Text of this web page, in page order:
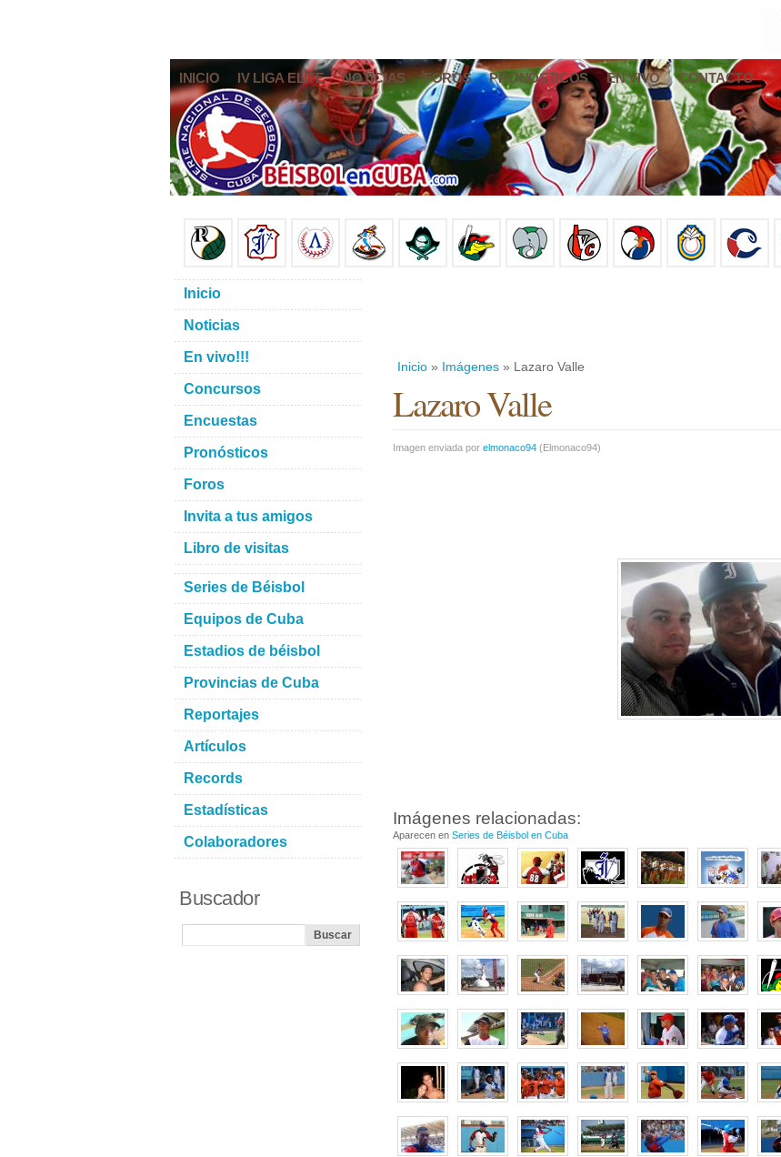
INICIO IV LIGA ELITE NOTICIAS FOROS PRONÓSTICOS EN VIVO CONTACTO
Inicio » Imágenes » Lazaro Valle
Lazaro Valle
Imagen enviada por elmonaco94 (Elmonaco94)
Imágenes relacionadas:
Aparecen en Series de Béisbol en Cuba
Inicio
Noticias
En vivo!!!
Concursos
Encuestas
Pronósticos
Foros
Invita a tus amigos
Libro de visitas
Series de Béisbol
Equipos de Cuba
Estadios de béisbol
Provincias de Cuba
Reportajes
Artículos
Records
Estadísticas
Colaboradores
Buscador